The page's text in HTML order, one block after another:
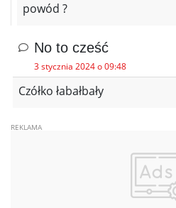
powód ?
No to cześć
3 stycznia 2024 o 09:48
Czółko łabałbały